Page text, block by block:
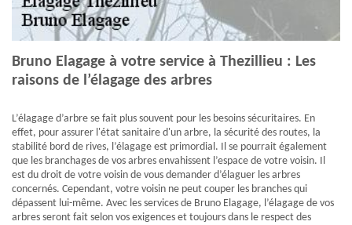
Bruno Elagage à votre service à Thezillieu : Les
raisons de l’élagage des arbres
L’élagage d’arbre se fait plus souvent pour les besoins sécuritaires. En
effet, pour assurer l'état sanitaire d'un arbre, la sécurité des routes, la
stabilité bord de rives, l’élagage est primordial. Il se pourrait également
que les branchages de vos arbres envahissent l’espace de votre voisin. Il
est du droit de votre voisin de vous demander d’élaguer les arbres
concernés. Cependant, votre voisin ne peut couper les branches qui
dépassent lui-même. Avec les services de Bruno Elagage, l’élagage de vos
arbres seront fait selon vos exigences et toujours dans le respect des